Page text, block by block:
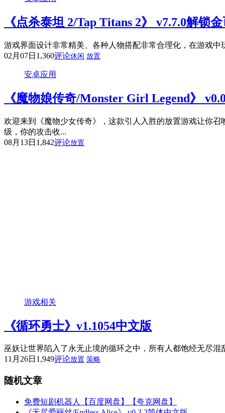
《点杀泰坦 2/Tap Titans 2》 v7.7.0解锁
游戏界面设计非常精美、各种人物搭配非常合理化，在游戏
02月07日 1,360评论休闲 放置
安卓应用
《魔物娘传奇/Monster Girl Legend》
欢迎来到《魔物少女传奇》，这款引人入胜的放置游戏让你
级，你的攻击收...
08月13日 1,842评论放置
游戏相关
《循环勇士》v1.1054中文版
巫妖让世界陷入了永无止境的循环之中，所有人都饱经无尽
11月26日 1,949评论放置 策略
随机文章
免费短剧机器人【百度网盘】【夸克网盘】